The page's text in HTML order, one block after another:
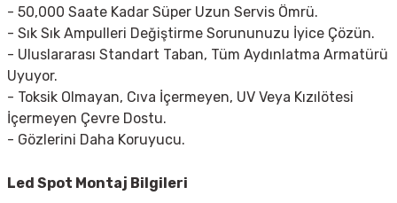
- 50,000 Saate Kadar Süper Uzun Servis Ömrü.
- Sık Sık Ampulleri Değiştirme Sorununuzu İyice Çözün.
- Uluslararası Standart Taban, Tüm Aydınlatma Armatürü
Uyuyor.
- Toksik Olmayan, Cıva İçermeyen, UV Veya Kızılötesi
İçermeyen Çevre Dostu.
- Gözlerini Daha Koruyucu.
Led Spot Montaj Bilgileri